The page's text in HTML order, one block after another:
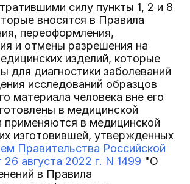
силу пункты 1, 2 и 8
вносятся в Правила
переоформления,
и отмены разрешения на
изделий, которые
для диагностики заболеваний
исследований образцов
материала человека вне его
в медицинской
применяются в медицинской
изготовившей, утвержденных
Правительства Российской
августа 2022 г. N 1499 "О
в Правила